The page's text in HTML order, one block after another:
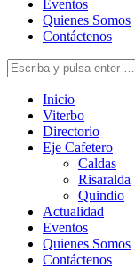
Eventos
Quienes Somos
Contáctenos
Buscar:
Inicio
Viterbo
Directorio
Eje Cafetero
Caldas
Risaralda
Quindio
Actualidad
Eventos
Quienes Somos
Contáctenos